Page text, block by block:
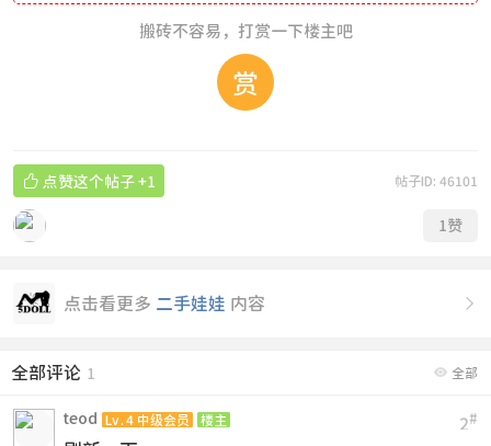
搬砖不容易，打赏一下楼主吧
赏
帖子ID: 46101
 点赞这个帖子 +1
1 赞

点击看更多 二手娃娃 内容
 全部
全部评论 1
2#
teod Lv.4 中级会员 楼主